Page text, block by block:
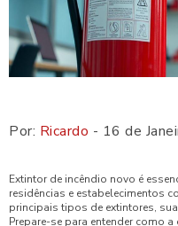
Por: Ricardo - 16 de
Extintor de incêndio novo é
residências e estabelecimentos
principais tipos de extintores,
Prepare-se para entender como